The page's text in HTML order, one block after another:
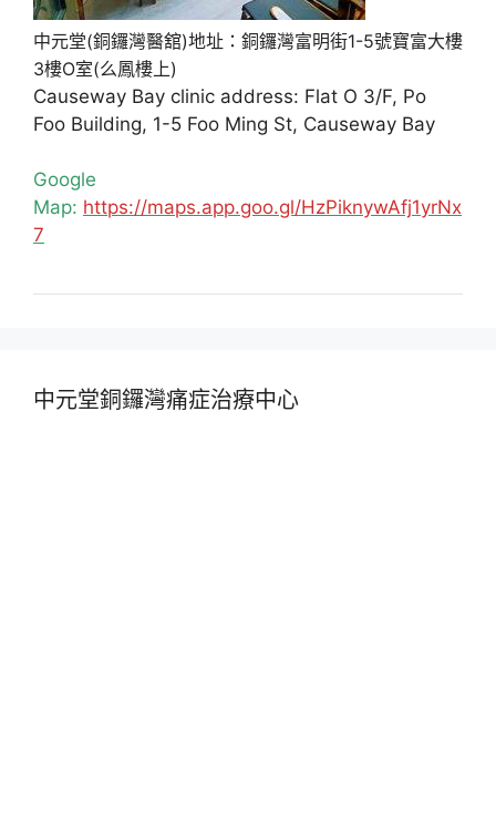
中元堂(銅鑼灣醫舘)地址：銅鑼灣富明街1-5號寶富大樓
3樓O室(么鳳樓上)
Causeway Bay clinic address: Flat O 3/F, Po
Foo Building, 1-5 Foo Ming St, Causeway Bay
Google
Map: https://maps.app.goo.gl/HzPiknywAfj1yrNx
7
中元堂銅鑼灣痛症治療中心